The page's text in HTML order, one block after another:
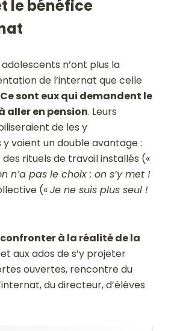
le bénéfice
adolescents n’ont plus la
de l’internat que celle
Ce sont eux qui demandent le
aller en pension. Leurs
de les y
voient un double avantage :
rituels de travail installés («
n’a pas le choix : on s’y met !
(«Je ne suis plus seul !
à la réalité de la
aux ados de s’y projeter
ouvertes, rencontre du
du directeur, d’élèves